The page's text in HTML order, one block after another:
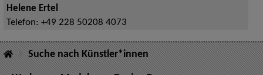
Helene Ertel
Telefon: +49 228 50208 4073
Suche nach Künstler*innen